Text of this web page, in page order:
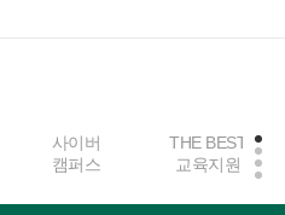
사이버
캠퍼스
THE BEST
교육지원